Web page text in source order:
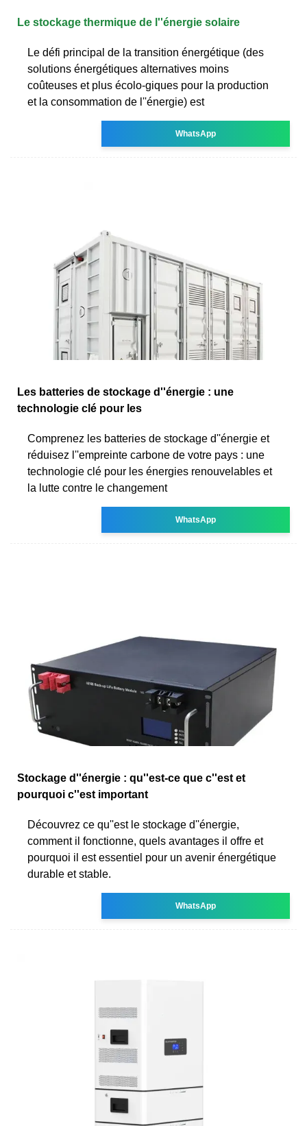
Le stockage thermique de l''énergie solaire
Le défi principal de la transition énergétique (des
solutions énergétiques alternatives moins
coûteuses et plus écolo-giques pour la production
et la consommation de l''énergie) est
WhatsApp
Les batteries de stockage d''énergie : une
technologie clé pour les
Comprenez les batteries de stockage d''énergie et
réduisez l''empreinte carbone de votre pays : une
technologie clé pour les énergies renouvelables et
la lutte contre le changement
WhatsApp
Stockage d''énergie : qu''est-ce que c''est et
pourquoi c''est important
Découvrez ce qu''est le stockage d''énergie,
comment il fonctionne, quels avantages il offre et
pourquoi il est essentiel pour un avenir énergétique
durable et stable.
WhatsApp